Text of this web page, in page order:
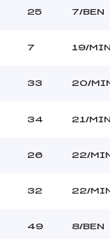
25 7/BEN
7 19/MIN
33 20/
34 21/MIN
26 22/
32 22/
49 8/BEN